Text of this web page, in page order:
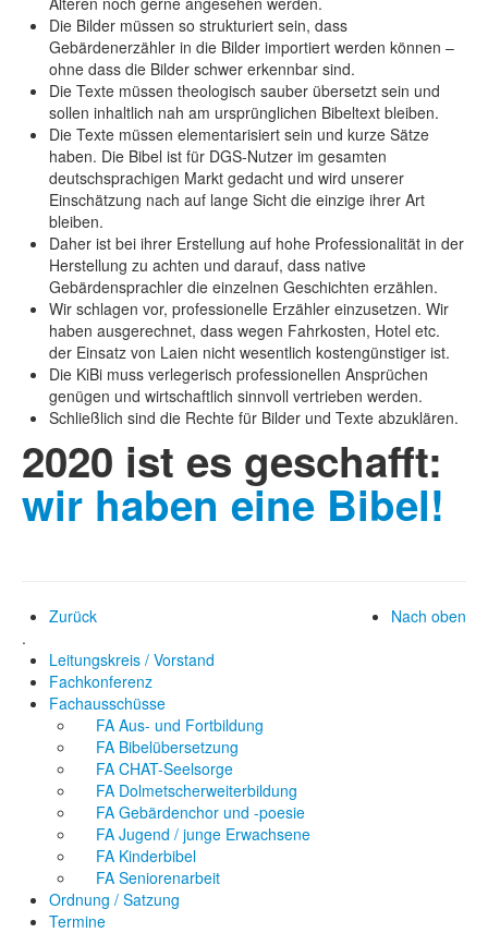
Kontakt
Geschäftsstelle
Gemeinden
Nachrichten
Spenden
Chat-Seelsorge
Die Bilder müssen so strukturiert sein, dass
Gebärdenerzähler in die Bilder importiert werden können –
ohne dass die Bilder schwer erkennbar sind.
Die Texte müssen theologisch sauber übersetzt sein und
sollen inhaltlich nah am ursprünglichen Bibeltext bleiben.
Die Texte müssen elementarisiert sein und kurze Sätze
haben. Die Bibel ist für DGS-Nutzer im gesamten
deutschsprachigen Markt gedacht und wird unserer
Einschätzung nach auf lange Sicht die einzige ihrer Art
bleiben.
Daher ist bei ihrer Erstellung auf hohe Professionalität in der
Herstellung zu achten und darauf, dass native
Gebärdensprachler die einzelnen Geschichten erzählen.
Wir schlagen vor, professionelle Erzähler einzusetzen. Wir
haben ausgerechnet, dass wegen Fahrkosten, Hotel etc.
der Einsatz von Laien nicht wesentlich kostengünstiger ist.
Die KiBi muss verlegerisch professionellen Ansprüchen
genügen und wirtschaftlich sinnvoll vertrieben werden.
Schließlich sind die Rechte für Bilder und Texte abzuklären.
2020 ist es geschafft:
wir haben eine Bibel!
Zurück
Nach oben
.
Leitungskreis / Vorstand
Fachkonferenz
Fachausschüsse
FA Aus- und Fortbildung
FA Bibelübersetzung
FA CHAT-Seelsorge
FA Dolmetscherweiterbildung
FA Gebärdenchor und -poesie
FA Jugend / junge Erwachsene
FA Kinderbibel
FA Seniorenarbeit
Ordnung / Satzung
Termine